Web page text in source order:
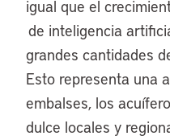
igual que el
de inteligencia
grandes cantidades
Esto representa una
embalses, los
dulce locales y